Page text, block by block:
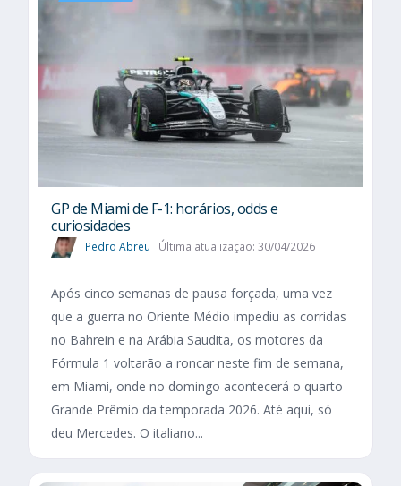
GP de Miami de F-1: horários, odds e
curiosidades
Pedro Abreu Última atualização: 30/04/2026
Após cinco semanas de pausa forçada, uma vez
que a guerra no Oriente Médio impediu as corridas
no Bahrein e na Arábia Saudita, os motores da
Fórmula 1 voltarão a roncar neste fim de semana,
em Miami, onde no domingo acontecerá o quarto
Grande Prêmio da temporada 2026. Até aqui, só
deu Mercedes. O italiano...